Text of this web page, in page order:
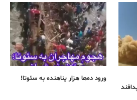
ورود ده‌ها هزار پناهنده به سئوتا!